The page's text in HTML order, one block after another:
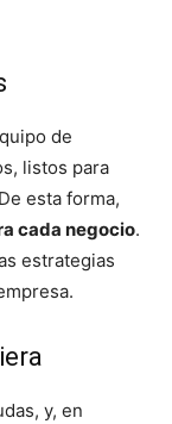
de
listos para
esta forma,
cada negocio.
estrategias
y, en